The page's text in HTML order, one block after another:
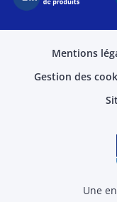
Mentions
Gestion des
Une